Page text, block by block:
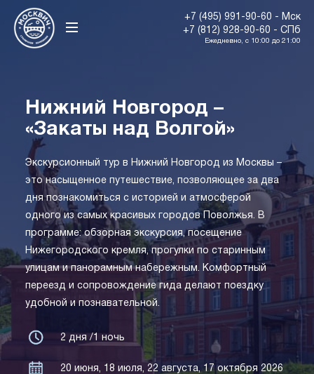
+7 (495) 991-90-60 - Мск
+7 (812) 928-90-60 - СПб
Ежедневно, с 10:00 до 21:00
Нижний Новгород –
«Закаты над Волгой»
Экскурсионный тур в Нижний Новгород из Москвы –
это насыщенное путешествие, позволяющее за два
дня познакомиться с историей и атмосферой
одного из самых красивых городов Поволжья. В
программе: обзорная экскурсия, посещение
Нижегородского кремля, прогулки по старинным
улицам и панорамным набережным. Комфортный
переезд и сопровождение гида делают поездку
удобной и познавательной.
2 дня /1 ночь
20 июня, 18 июля, 22 августа, 17 октября 2026